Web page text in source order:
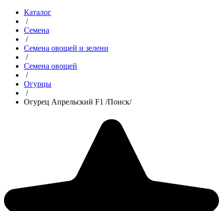
Каталог
/
Семена
/
Семена овощей и зелени
/
Семена овощей
/
Огурцы
/
Огурец Апрельский F1 /Поиск/